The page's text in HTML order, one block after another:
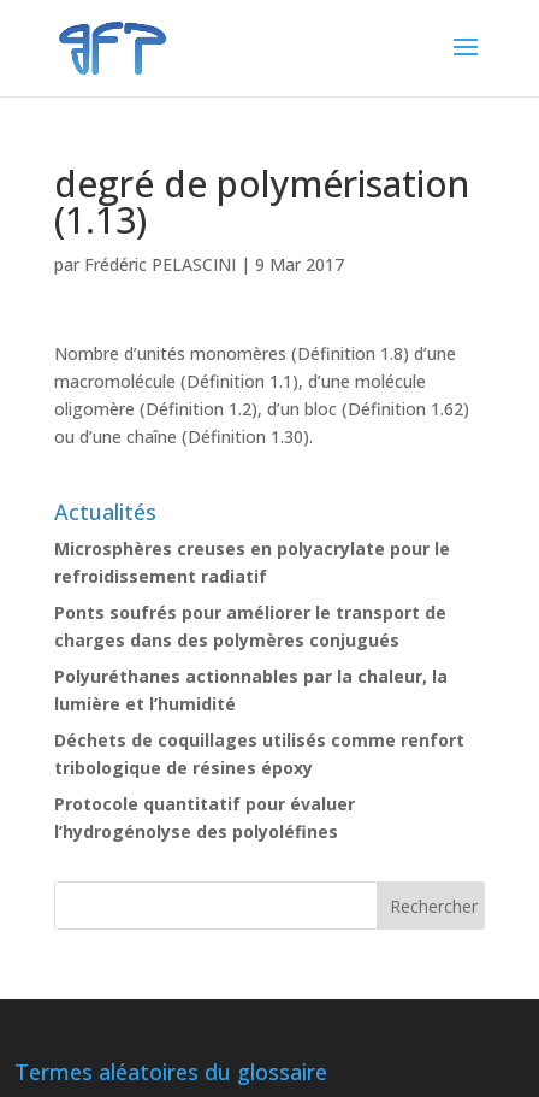
degré de polymérisation
(1.13)
par Frédéric PELASCINI | 9 Mar 2017
Nombre d’unités monomères (Définition 1.8) d’une
macromolécule (Définition 1.1), d’une molécule
oligomère (Définition 1.2), d’un bloc (Définition 1.62)
ou d’une chaîne (Définition 1.30).
Actualités
Microsphères creuses en polyacrylate pour le
refroidissement radiatif
Ponts soufrés pour améliorer le transport de
charges dans des polymères conjugués
Polyuréthanes actionnables par la chaleur, la
lumière et l’humidité
Déchets de coquillages utilisés comme renfort
tribologique de résines époxy
Protocole quantitatif pour évaluer
l’hydrogénolyse des polyoléfines
Termes aléatoires du glossaire